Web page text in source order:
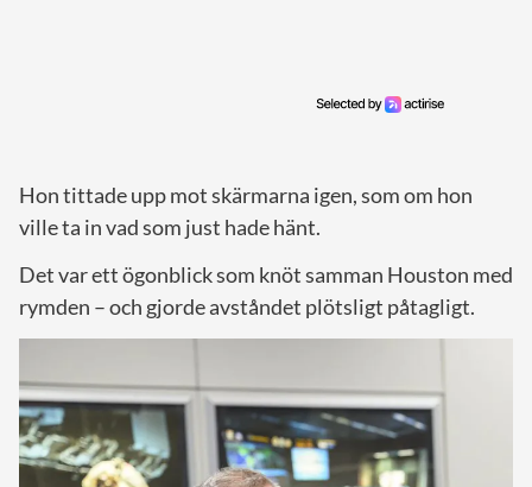
Hon tittade upp mot skärmarna igen, som om hon
ville ta in vad som just hade hänt.
Det var ett ögonblick som knöt samman Houston med
rymden – och gjorde avståndet plötsligt påtagligt.